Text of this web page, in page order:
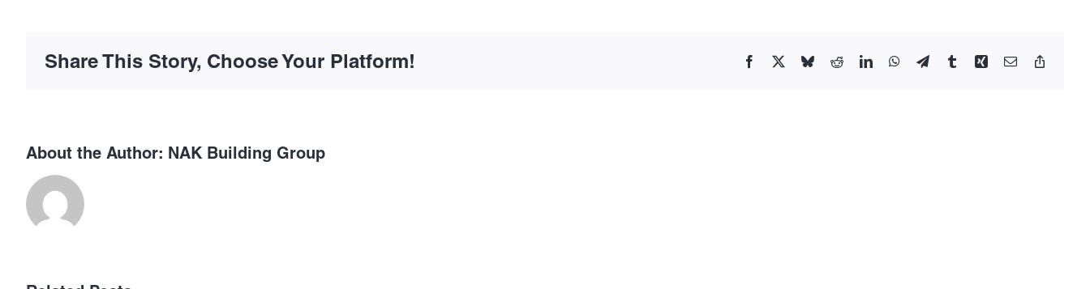
beim
Live-
Share This Story, Choose Your Platform! Facebook
X BlueskyRedditLinkedInWhatsApp
TelegramTumblrXing Email
About the Author: NAK Building Group